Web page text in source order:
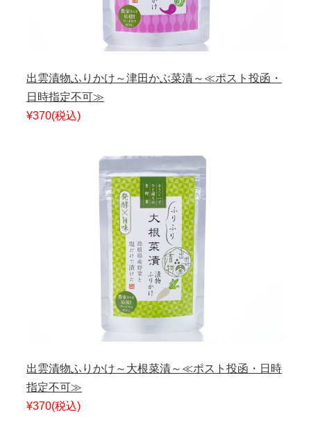
出雲漬物ふりかけ～津田かぶ菜漬～≪ポスト投函・
日時指定不可≫
¥370(税込)
出雲漬物ふりかけ～大根菜漬～≪ポスト投函・日時
指定不可≫
¥370(税込)